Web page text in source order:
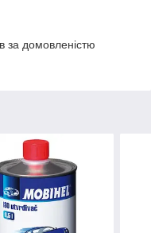
за домовленістю